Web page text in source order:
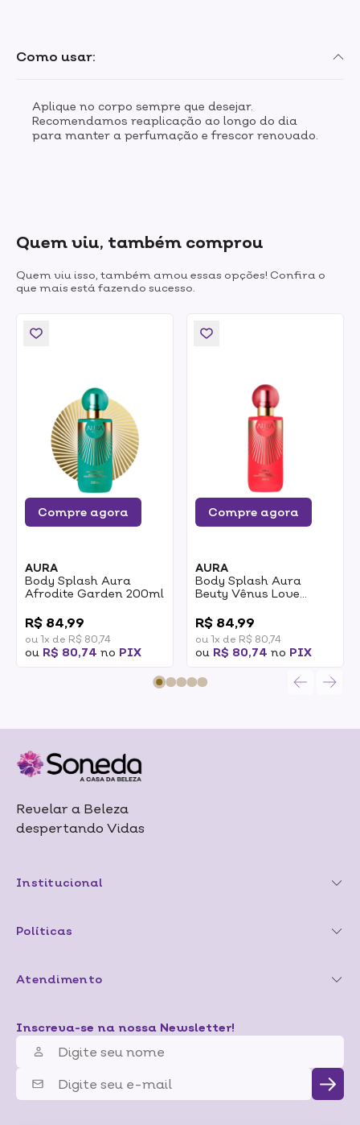
Como usar:
Aplique no corpo sempre que desejar.
Recomendamos reaplicação ao longo do dia
para manter a perfumação e frescor renovado.
Quem viu, também comprou
Quem viu isso, também amou essas opções! Confira o
que mais está fazendo sucesso.
Compre agora
AURA
Body Splash Aura
Afrodite Garden 200ml
R$ 84,99
ou 1x de R$ 80,74
ou R$ 80,74 no PIX
Compre agora
AURA
Body Splash Aura
Beuty Vênus Love
R$ 84,99
ou 1x de R$ 80,74
ou R$ 80,74 no PIX
Revelar a Beleza
despertando Vidas
Institucional
Políticas
Atendimento
Inscreva-se na nossa Newsletter!